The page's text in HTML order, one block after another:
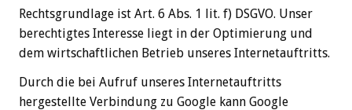
Rechtsgrundlage ist Art. 6 Abs. 1 lit. f) DSGVO. Unser
berechtigtes Interesse liegt in der Optimierung und
dem wirtschaftlichen Betrieb unseres Internetauftritts.
Durch die bei Aufruf unseres Internetauftritts
hergestellte Verbindung zu Google kann Google